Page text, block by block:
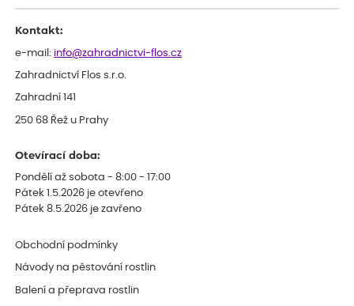
Kontakt:
e-mail: info@zahradnictvi-flos.cz
Zahradnictví Flos s.r.o.
Zahradní 141
250 68 Řež u Prahy
Otevírací doba:
Pondělí až sobota - 8:00 - 17:00
Pátek 1.5.2026 je otevřeno
Pátek 8.5.2026 je zavřeno
Obchodní podmínky
Návody na pěstování rostlin
Balení a přeprava rostlin